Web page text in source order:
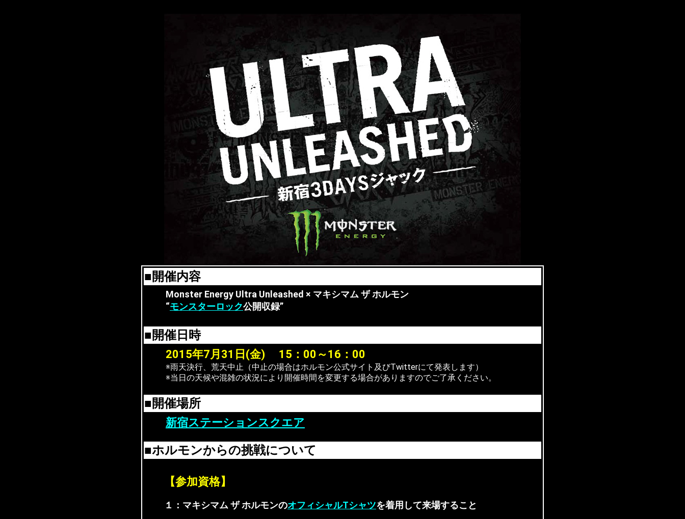
■開催内容
Monster Energy Ultra Unleashed × マキシマム ザ ホルモン
“モンスターロック公開収録”
■開催日時
2015年7月31日(金) 15：00～16：00
※雨天決行、荒天中止（中止の場合はホルモン公式サイト及びTwitterにて発表します）
※当日の天候や混雑の状況により開催時間を変更する場合がありますのでご了承ください。
■開催場所
新宿ステーションスクエア
■ホルモンからの挑戦について
【参加資格】
１：マキシマム ザ ホルモンのオフィシャルTシャツを着用して来場すること